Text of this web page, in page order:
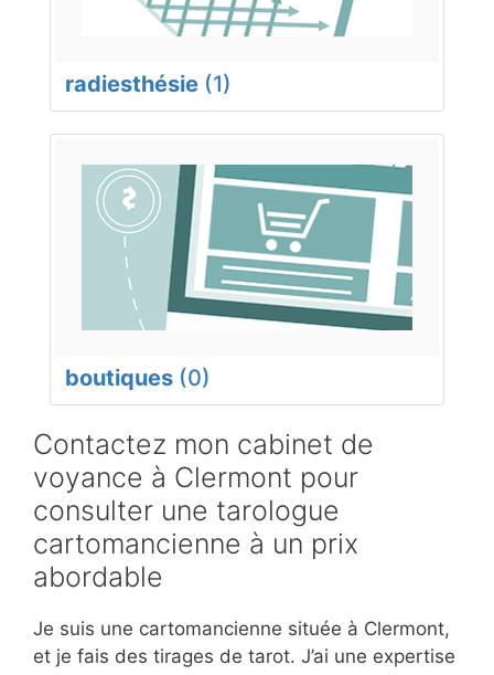
radiesthésie (1)
boutiques (0)
Contactez mon cabinet de
voyance à Clermont pour
consulter une tarologue
cartomancienne à un prix
abordable
Je suis une cartomancienne située à Clermont,
et je fais des tirages de tarot. J’ai une expertise